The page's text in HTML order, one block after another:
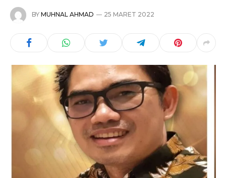
BY MUHNAL AHMAD 25 MARET 2022